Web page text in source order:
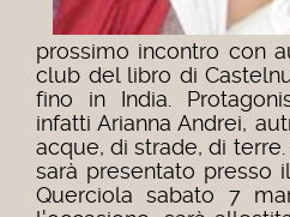
prossimo incontro con
club del libro di
fino in India.
infatti Arianna Andrei,
acque, di strade, di terre.
sarà presentato presso
Querciola sabato 7